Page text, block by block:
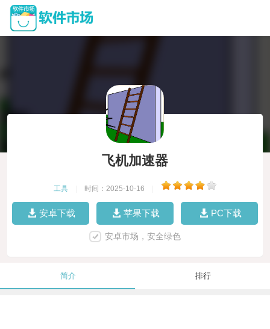
飞机加速器
工具 时间：2025-10-16
安卓下载 苹果下载 PC下载
安卓市场，安全绿色
简介 排行